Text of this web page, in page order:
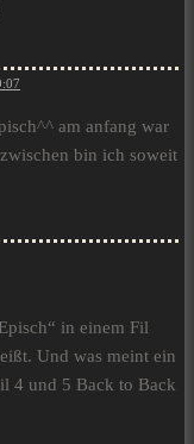
am anfang war
bin ich soweit
in einem Fil
Und was meint ein
4 und 5 Back to Back